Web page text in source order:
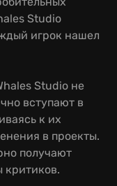
Studio
игрок нашел
Studio не
вступают в
к их
в проекты.
получают
критиков.